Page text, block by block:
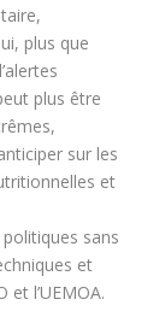
plus que
plus être
sur les
et
sans
et
et l’UEMOA.